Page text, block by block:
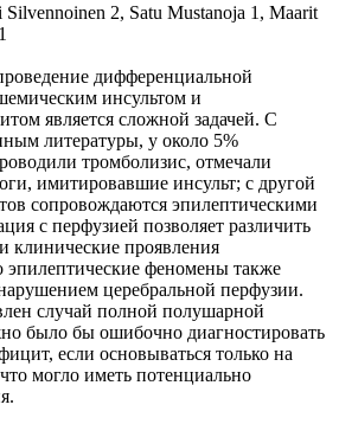
2, Satu Mustanoja 1, Maarit
дифференциальной
инсультом и
является сложной задачей. С
литературы, у около 5%
тромболизис, отмечали
имитировавшие инсульт; с другой
сопровождаются эпилептическими
с перфузией позволяет различить
клинические проявления
эпилептические феномены также
церебральной перфузии.
случай полной полушарной
было бы ошибочно диагностировать
если основываться только на
могло иметь потенциально